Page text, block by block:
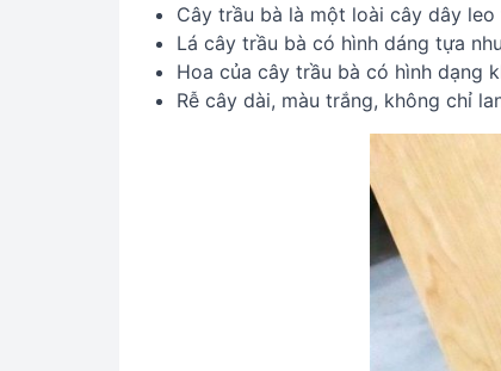
Cây trầu bà là một loài cây dây
Lá cây trầu bà có hình dáng tựa
Hoa của cây trầu bà có hình dạng
Rễ cây dài, màu trắng, không chỉ